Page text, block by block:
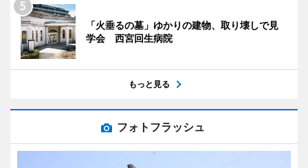
「火垂るの墓」ゆかりの建物、取り壊しで見
学会 西宮回生病院
もっと見る
フォトフラッシュ